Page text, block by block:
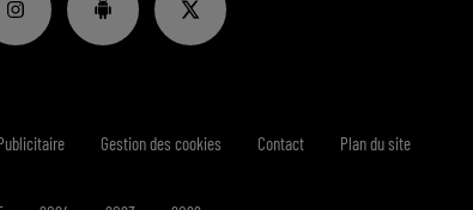
Gestion des cookies Contact Plan du site